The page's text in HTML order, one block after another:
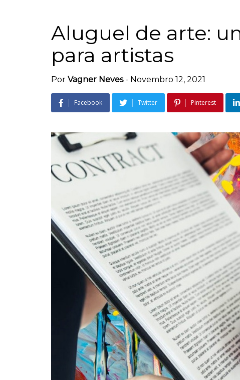
Aluguel de arte:
para artistas
Por Vagner Neves- Novembro 12, 2021
Facebook Twitter Pinterest